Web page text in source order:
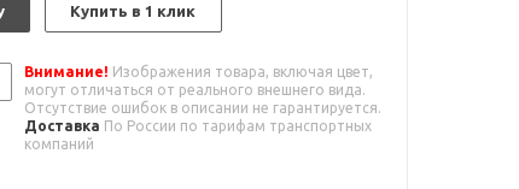
Купить в 1 клик
Внимание! Изображения товара, включая цвет,
могут отличаться от реального внешнего вида.
Отсутствие ошибок в описании не гарантируется.
Доставка По России по тарифам транспортных
компаний